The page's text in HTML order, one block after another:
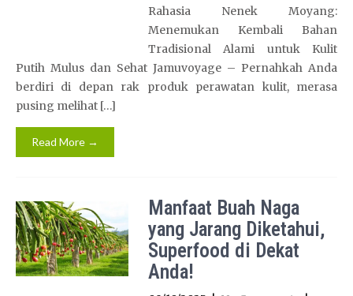
Rahasia Nenek Moyang:
Menemukan Kembali Bahan
Tradisional Alami untuk Kulit
Putih Mulus dan Sehat Jamuvoyage – Pernahkah Anda
berdiri di depan rak produk perawatan kulit, merasa
pusing melihat […]
Read More →
Manfaat Buah Naga
yang Jarang Diketahui,
Superfood di Dekat
Anda!